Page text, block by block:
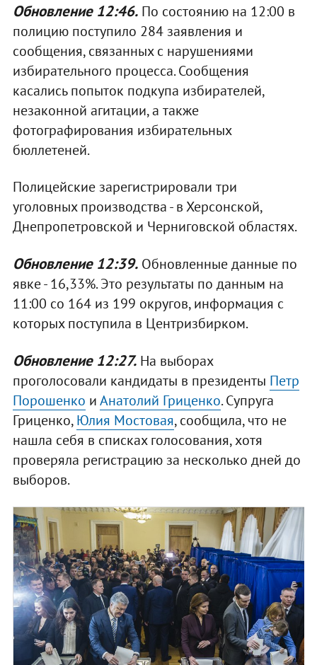
Обновление 12:46.По состоянию на 12:00 в
полицию поступило 284 заявления и
сообщения, связанных с нарушениями
избирательного процесса. Сообщения
касались попыток подкупа избирателей,
незаконной агитации, а также
фотографирования избирательных
бюллетеней.
Полицейские зарегистрировали три
уголовных производства - в Херсонской,
Днепропетровской и Черниговской областях.
Обновление 12:39.Обновленные данные по
явке - 16,33%. Это результаты по данным на
11:00 со 164 из 199 округов, информация с
которых поступила в Центризбирком.
Обновление 12:27.На выборах
проголосовали кандидаты в президенты Петр
Порошенко иАнатолий Гриценко. Супруга
Гриценко,Юлия Мостовая, сообщила, что не
нашла себя в списках голосования, хотя
проверяла регистрацию за несколько дней до
выборов.